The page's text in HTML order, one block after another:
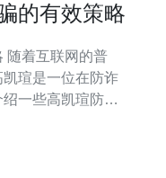
的有效策略
瑄是一位在防诈
一些高凯瑄防诈
诈骗。高凯瑄建